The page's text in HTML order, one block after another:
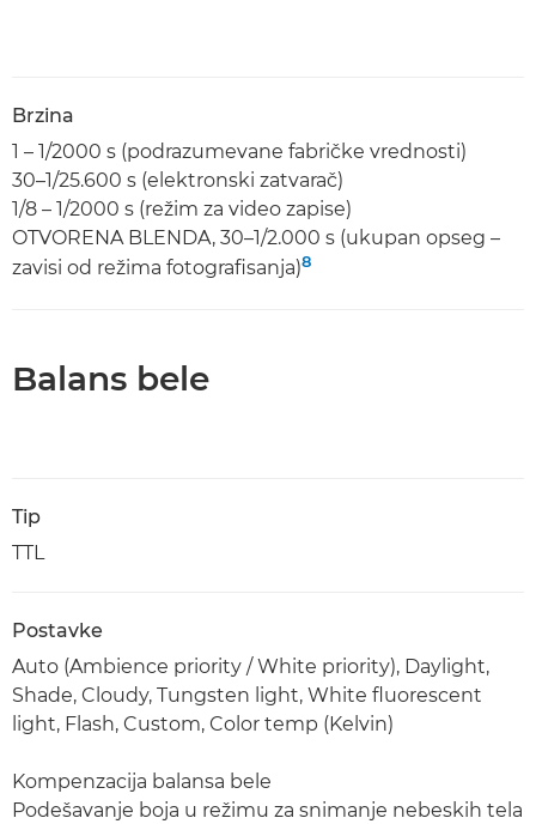
Brzina
1 – 1/2000 s (podrazumevane fabričke vrednosti)
30–1/25.600 s (elektronski zatvarač)
1/8 – 1/2000 s (režim za video zapise)
OTVORENA BLENDA, 30–1/2.000 s (ukupan opseg –
zavisi od režima fotografisanja)8
Balans bele
Tip
TTL
Postavke
Auto (Ambience priority / White priority), Daylight,
Shade, Cloudy, Tungsten light, White fluorescent
light, Flash, Custom, Color temp (Kelvin)
Kompenzacija balansa bele
Podešavanje boja u režimu za snimanje nebeskih tela